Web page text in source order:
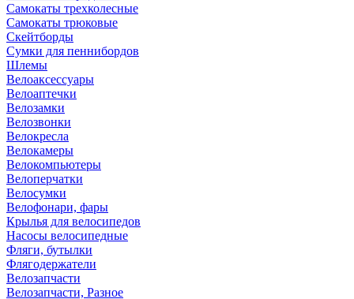
Самокаты трехколесные
Самокаты трюковые
Скейтборды
Сумки для пеннибордов
Шлемы
Велоаксессуары
Велоаптечки
Велозамки
Велозвонки
Велокресла
Велокамеры
Велокомпьютеры
Велоперчатки
Велосумки
Велофонари, фары
Крылья для велосипедов
Насосы велосипедные
Фляги, бутылки
Флягодержатели
Велозапчасти
Велозапчасти, Разное